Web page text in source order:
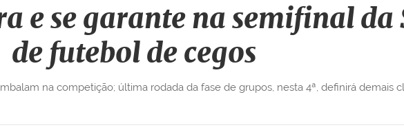
e se garante na semifinal da
de futebol de cegos
na competição; última rodada da fase de grupos, nesta 4ª, definirá demais